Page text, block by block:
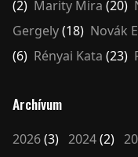
(2) Marity Mira (20)
Gergely(18) Novák
(6) Rényai Kata (23)
Archívum
2026(3) 2024(2)